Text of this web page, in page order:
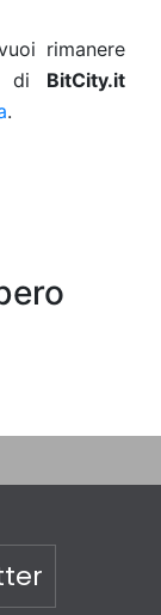
rimanere
di BitCity.it
.